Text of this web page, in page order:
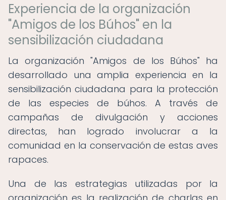
Experiencia de la organización
"Amigos de los Búhos" en la
sensibilización ciudadana
La organización "Amigos de los Búhos" ha
desarrollado una amplia experiencia en la
sensibilización ciudadana para la protección
de las especies de búhos. A través de
campañas de divulgación y acciones
directas, han logrado involucrar a la
comunidad en la conservación de estas aves
rapaces.
Una de las estrategias utilizadas por la